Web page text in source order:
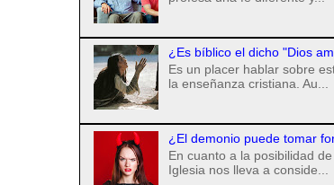
¿Es bíblico el dicho "Dios
Es un placer hablar sobre
la enseñanza cristiana. Au...
¿El demonio puede tomar
En cuanto a la posibilidad
Iglesia nos lleva a conside...